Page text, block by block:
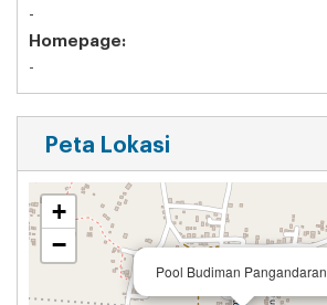
-
Homepage:
-
Peta Lokasi
Pool Budiman Pangandaran
+
−